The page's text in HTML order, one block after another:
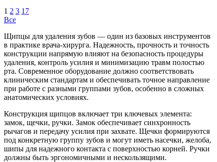
1 2 3 17
Все
Щипцы для удаления зубов — один из базовых инструментов
в практике врача-хирурга. Надежность, прочность и точность
конструкции напрямую влияют на безопасность процедуры
удаления, контроль усилия и минимизацию травм полостью
рта. Современное оборудование должно соответствовать
клиническим стандартам и обеспечивать точное направление
при работе с разными группами зубов, особенно в сложных
анатомических условиях.
Конструкция щипцов включает три ключевых элемента:
замок, щечки, ручки. Замок обеспечивает синхронность
рычагов и передачу усилия при захвате. Щечки формируются
под конкретную группу зубов и могут иметь насечки, желоба,
шипы для надежного контакта с поверхностью корней. Ручки
должны быть эргономичными и нескользящими.